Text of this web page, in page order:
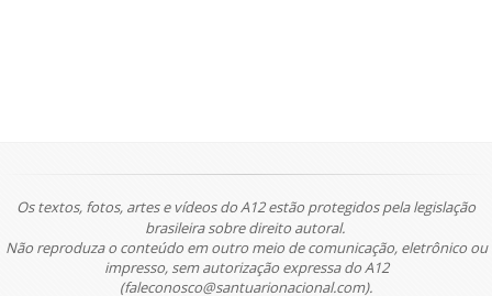
Os textos, fotos, artes e vídeos do A12 estão protegidos pela legislação
brasileira sobre direito autoral.
Não reproduza o conteúdo em outro meio de comunicação, eletrônico ou
impresso, sem autorização expressa do A12
(faleconosco@santuarionacional.com).